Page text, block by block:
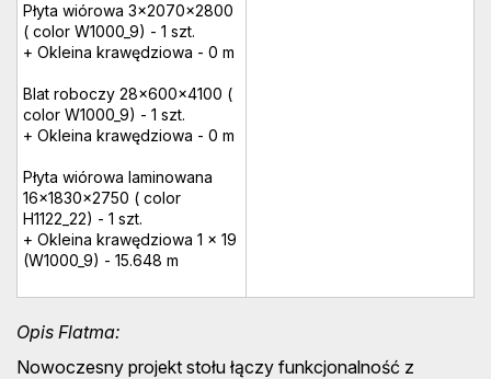
Płyta wiórowa 3x2070x2800
( color W1000_9) - 1 szt.
+ Okleina krawędziowa - 0 m
Blat roboczy 28x600x4100 (
color W1000_9) - 1 szt.
+ Okleina krawędziowa - 0 m
Płyta wiórowa laminowana
16x1830x2750 ( color
H1122_22) - 1 szt.
+ Okleina krawędziowa 1 x 19
(W1000_9) - 15.648 m
Opis Flatma:
Nowoczesny projekt stołu łączy funkcjonalność z